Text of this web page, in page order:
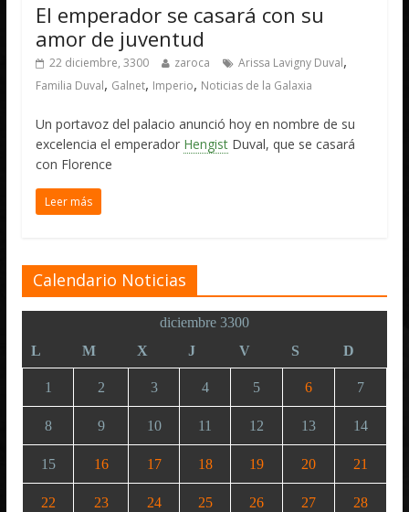
El emperador se casará con su
amor de juventud
22 diciembre, 3300 zaroca Arissa Lavigny Duval,
Familia Duval, Galnet, Imperio, Noticias de la Galaxia
Un portavoz del palacio anunció hoy en nombre de su
excelencia el emperador Hengist Duval, que se casará
con Florence
Leer más
Calendario Noticias
diciembre 3300
L
M X J V S D
1 2 3 4 5 6 7
8 9 10 11 12 13 14
15 16 17 18 19 20 21
22 23 24 25 26 27 28